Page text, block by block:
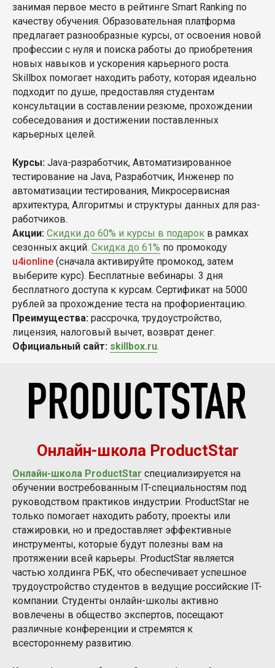
занимая первое место в рейтинге Smart Ranking по
качеству обучения. Образовательная платформа
предлагает разнообразные курсы, от освоения новой
профессии с нуля и поиска работы до приобретения
новых навыков и ускорения карьерного роста.
Skillbox помогает находить работу, которая идеально
подходит по душе, предоставляя студентам
консультации в составлении резюме, прохождении
собеседования и достижении поставленных
карьерных целей.
Курсы: Java-разработчик, Автоматизиро­ван­ное
тестирование на Java, Разработчик, Инженер по
автоматизации тестирования, Микросервисная
архитектура, Ал­го­рит­мы и струк­ту­ры дан­ных для раз­
ра­бот­чи­ков.
Акции: Скидки до 60% и курсы в подарок в рамках
сезонных акций. Скидка до 61% по промокоду
u4ionline (сначала активируйте промокод, затем
выберите курс). Бесплатные вебинары. 3 дня
бесплатного доступа к курсам. Сертификат на 5000
рублей за прохождение теста на профориентацию.
Преимущества: рассрочка, трудоустройство,
лицензия, налоговый вычет, возврат денег.
Официальный сайт: skillbox.ru.
Онлайн-школа ProductStar
Онлайн-школа ProductStar специализируется на
обучении востребованным IT-специальностям под
руководством практиков индустрии. ProductStar не
только помогает находить работу, проекты или
стажировки, но и предоставляет эффективные
инструменты, которые будут полезны вам на
протяжении всей карьеры. ProductStar является
частью холдинга РБК, что обеспечивает успешное
трудоустройство студентов в ведущие российские IT-
компании. Студенты онлайн-школы активно
вовлечены в общество экспертов, посещают
различные конференции и стремятся к
всестороннему развитию.